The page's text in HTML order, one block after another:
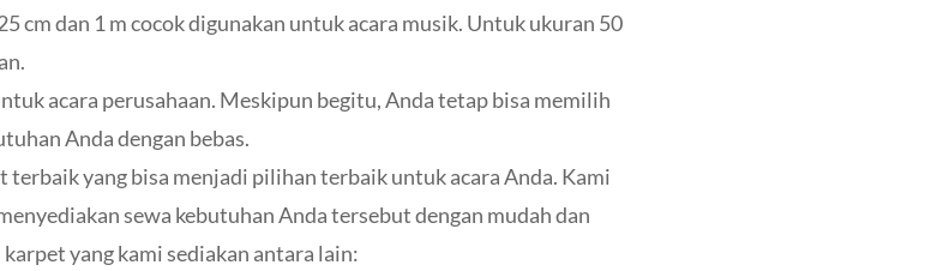
cm dan 1 m cocok digunakan untuk acara musik. Untuk ukuran 50
acara perusahaan. Meskipun begitu, Anda tetap bisa memilih
Anda dengan bebas.
terbaik yang bisa menjadi pilihan terbaik untuk acara Anda. Kami
sewa kebutuhan Anda tersebut dengan mudah dan
yang kami sediakan antara lain: